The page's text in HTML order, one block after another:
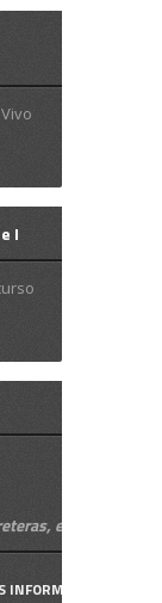
I
en hebreo
INFORMACIÓN